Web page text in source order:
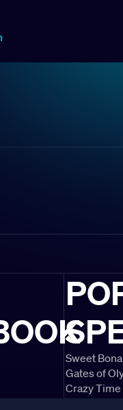
Sweet
Gates of
Crazy Time
Lightning